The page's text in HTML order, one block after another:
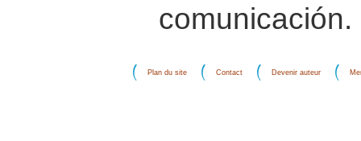
comunicación.
Plan du site Contact Devenir auteur